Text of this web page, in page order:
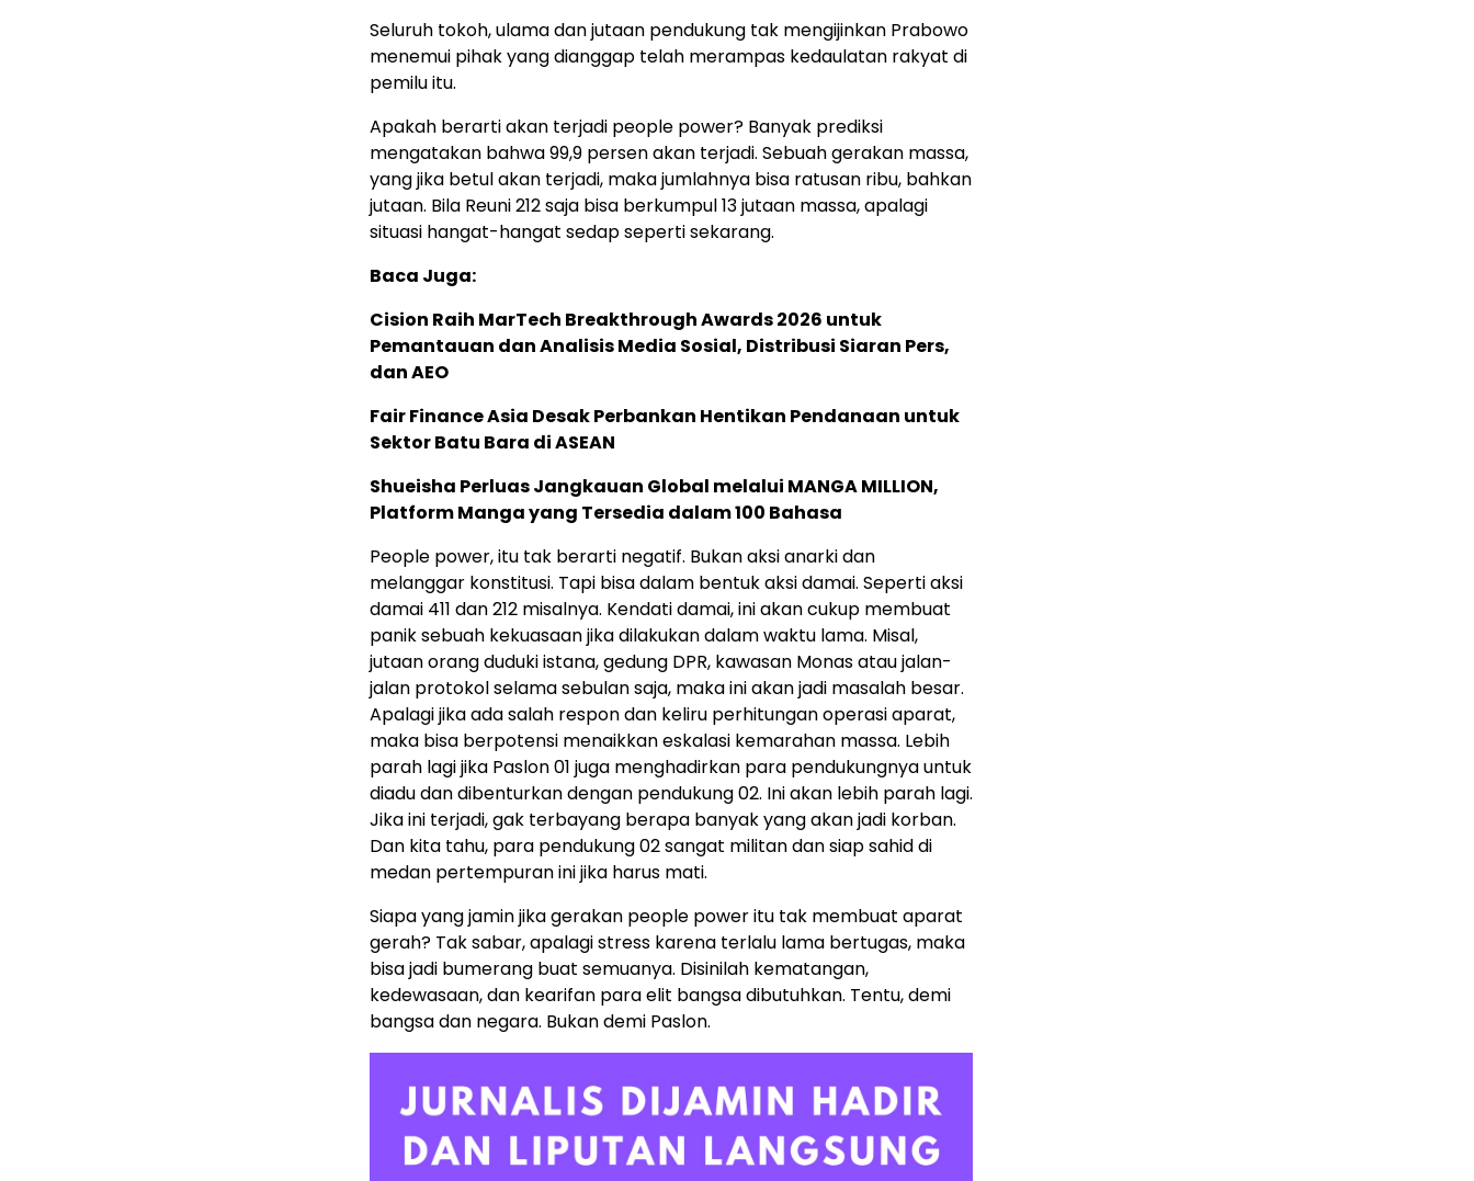
Seluruh tokoh, ulama dan jutaan pendukung tak mengijinkan Prabowo
menemui pihak yang dianggap telah merampas kedaulatan rakyat di
pemilu itu.
Apakah berarti akan terjadi people power? Banyak prediksi
mengatakan bahwa 99,9 persen akan terjadi. Sebuah gerakan massa,
yang jika betul akan terjadi, maka jumlahnya bisa ratusan ribu, bahkan
jutaan. Bila Reuni 212 saja bisa berkumpul 13 jutaan massa, apalagi
situasi hangat-hangat sedap seperti sekarang.
Baca Juga:
Cision Raih MarTech Breakthrough Awards 2026 untuk
Pemantauan dan Analisis Media Sosial, Distribusi Siaran Pers,
dan AEO
Fair Finance Asia Desak Perbankan Hentikan Pendanaan untuk
Sektor Batu Bara di ASEAN
Shueisha Perluas Jangkauan Global melalui MANGA MILLION,
Platform Manga yang Tersedia dalam 100 Bahasa
People power, itu tak berarti negatif. Bukan aksi anarki dan
melanggar konstitusi. Tapi bisa dalam bentuk aksi damai. Seperti aksi
damai 411 dan 212 misalnya. Kendati damai, ini akan cukup membuat
panik sebuah kekuasaan jika dilakukan dalam waktu lama. Misal,
jutaan orang duduki istana, gedung DPR, kawasan Monas atau jalan-
jalan protokol selama sebulan saja, maka ini akan jadi masalah besar.
Apalagi jika ada salah respon dan keliru perhitungan operasi aparat,
maka bisa berpotensi menaikkan eskalasi kemarahan massa. Lebih
parah lagi jika Paslon 01 juga menghadirkan para pendukungnya untuk
diadu dan dibenturkan dengan pendukung 02. Ini akan lebih parah lagi.
Jika ini terjadi, gak terbayang berapa banyak yang akan jadi korban.
Dan kita tahu, para pendukung 02 sangat militan dan siap sahid di
medan pertempuran ini jika harus mati.
Siapa yang jamin jika gerakan people power itu tak membuat aparat
gerah? Tak sabar, apalagi stress karena terlalu lama bertugas, maka
bisa jadi bumerang buat semuanya. Disinilah kematangan,
kedewasaan, dan kearifan para elit bangsa dibutuhkan. Tentu, demi
bangsa dan negara. Bukan demi Paslon.